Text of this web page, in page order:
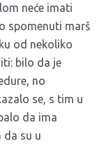
neće imati
spomenuti marš
od nekoliko
bilo da je
no
se, s tim u
da ima
da su u